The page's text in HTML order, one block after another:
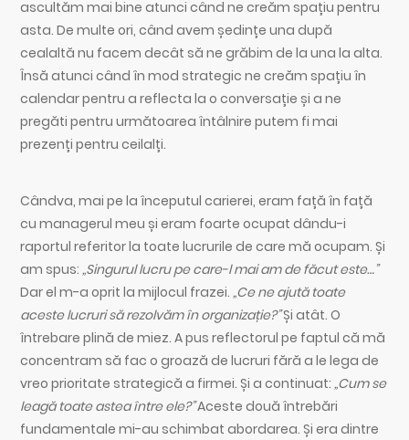
ascultăm mai bine atunci când ne creăm spațiu pentru
asta. De multe ori, când avem ședințe una după
cealaltă nu facem decât să ne grăbim de la una la alta.
Însă atunci când în mod strategic ne creăm spațiu în
calendar pentru a reflecta la o conversație și a ne
pregăti pentru următoarea întâlnire putem fi mai
prezenți pentru ceilalți.
Cândva, mai pe la începutul carierei, eram față în față
cu managerul meu și eram foarte ocupat dându-i
raportul referitor la toate lucrurile de care mă ocupam. Și
am spus:„Singurul lucru pe care-l mai am de făcut este…”
Dar el m-a oprit la mijlocul frazei.„Ce ne ajută toate
aceste lucruri să rezolvăm în organizație?”Și atât. O
întrebare plină de miez. A pus reflectorul pe faptul că mă
concentram să fac o groază de lucruri fără a le lega de
vreo prioritate strategică a firmei. Și a continuat:„Cum se
leagă toate astea între ele?”Aceste două întrebări
fundamentale mi-au schimbat abordarea. Și era dintre